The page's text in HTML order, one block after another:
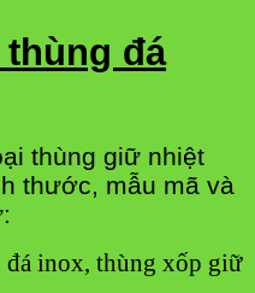
đá
thùng giữ nhiệt
thước, mẫu mã và
đá inox, thùng xốp giữ